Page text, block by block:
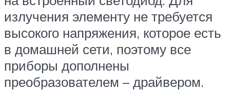
излучения элементу не требуется
высокого напряжения, которое есть
в домашней сети, поэтому все
приборы дополнены
преобразователем – драйвером.